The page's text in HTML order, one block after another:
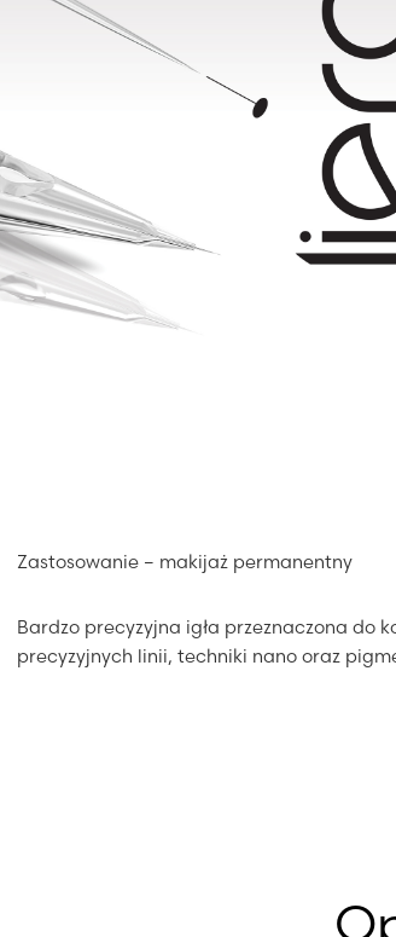
Zastosowanie – makijaż permanentny
Bardzo precyzyjna igła przeznaczona do
precyzyjnych linii, techniki nano oraz